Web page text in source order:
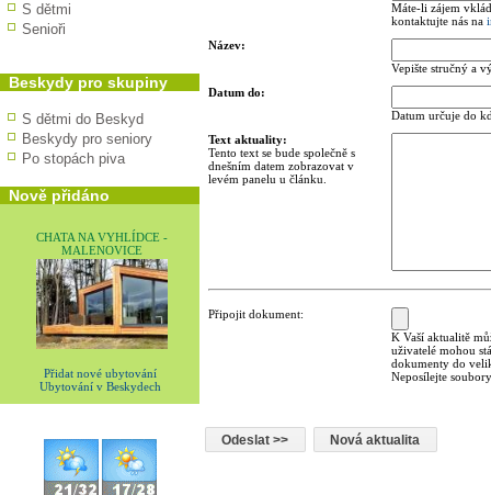
S dětmi
Senioři
Beskydy pro skupiny
S dětmi do Beskyd
Beskydy pro seniory
Po stopách piva
Nově přidáno
CHATA NA VYHLÍDCE -
MALENOVICE
Přidat nové ubytování
Ubytování v Beskydech
Máte-li zájem
kontaktujte nás na
Název:
Vepište stručný a
Datum do:
Datum určuje do
Text aktuality:
Tento text se bude společně s
dnešním datem zobrazovat v
levém panelu u článku.
Připojit dokument:
K Vaší aktualitě
uživatelé mohou
dokumenty do
Neposílejte